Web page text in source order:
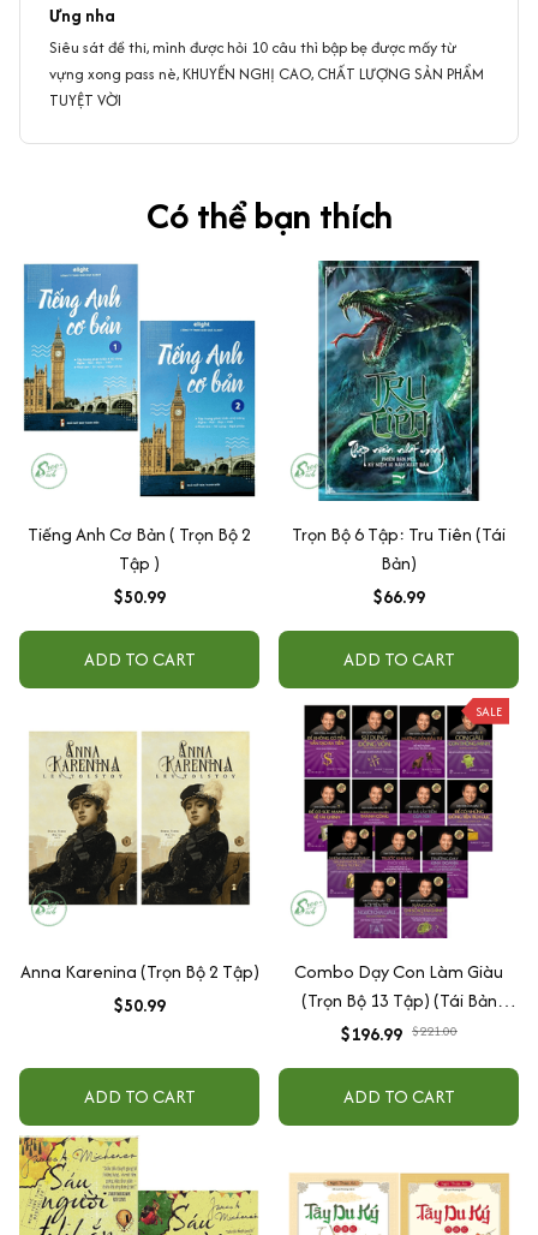
Ưng nha
Siêu sát đề thi, mình được hỏi 10 câu thì bập bẹ được mấy từ
vựng xong pass nè, KHUYẾN NGHỊ CAO, CHẤT LƯỢNG SẢN PHẨM
TUYỆT VỜI
Có thể bạn thích
Tiếng Anh Cơ Bản ( Trọn Bộ 2
Tập )
$50.99
ADD TO CART
Trọn Bộ 6 Tập: Tru Tiên (Tái
Bản)
$66.99
ADD TO CART
Anna Karenina (Trọn Bộ 2 Tập)
$50.99
ADD TO CART
SALE
Combo Dạy Con Làm Giàu
(Trọn Bộ 13 Tập) (Tái Bản
2022)
$196.99 $221.00
ADD TO CART